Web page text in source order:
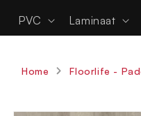
PVC Laminaat
Home Floorlife -